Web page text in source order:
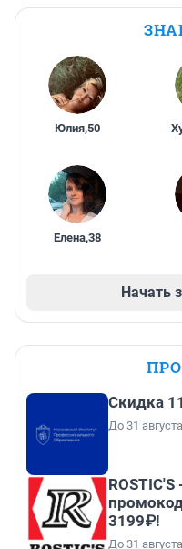
Юлия,50
Елена,38
Начать
Скидка
До 31
3199₽!
До 31